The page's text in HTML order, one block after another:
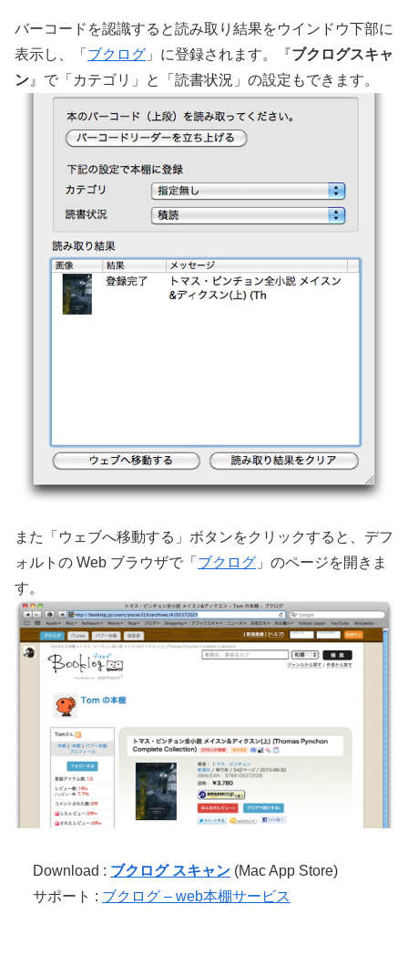
バーコードを認識すると読み取り結果をウインドウ下部に
表示し、「 ブクログ 」に登録されます。『ブクログスキャ
ン 』で「カテゴリ」と「読書状況」の設定もできます。
また「ウェブへ移動する」ボタンをクリックすると、デフ
ォルトの Web ブラウザで「 ブクログ 」のページを開きま
す。
Download : ブクログ スキャン (Mac App Store)
サポート : ブクログ – web本棚サービス